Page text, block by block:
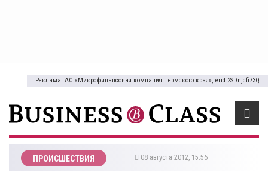
Реклама: АО «Микрофинансовая компания Пермского края», erid:2SDnjcfi73Q
ПРОИСШЕСТВИЯ 08 августа 2012, 15:56